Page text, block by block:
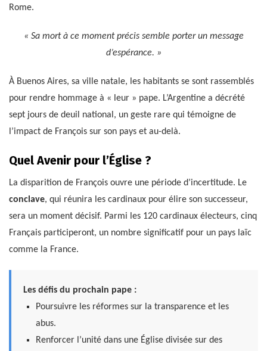
Rome.
« Sa mort à ce moment précis semble porter un message
d’espérance. »
À Buenos Aires, sa ville natale, les habitants se sont rassemblés
pour rendre hommage à « leur » pape. L’Argentine a décrété
sept jours de deuil national, un geste rare qui témoigne de
l’impact de François sur son pays et au-delà.
Quel Avenir pour l’Église ?
La disparition de François ouvre une période d’incertitude. Le
conclave, qui réunira les cardinaux pour élire son successeur,
sera un moment décisif. Parmi les 120 cardinaux électeurs, cinq
Français participeront, un nombre significatif pour un pays laïc
comme la France.
Les défis du prochain pape :
Poursuivre les réformes sur la transparence et les
abus.
Renforcer l’unité dans une Église divisée sur des